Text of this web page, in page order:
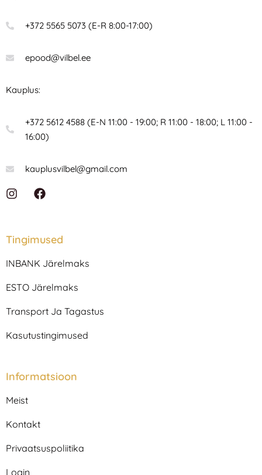
+372 5565 5073 (E-R 8:00-17:00)
epood@vilbel.ee
Kauplus:
+372 5612 4588 (E-N 11:00 - 19:00; R 11:00 - 18:00; L 11:00 -
16:00)
kauplusvilbel@gmail.com
I
a
r
m
F
b
o
Tingimused
INBANK Järelmaks
ESTO Järelmaks
Transport Ja Tagastus
Kasutustingimused
Informatsioon
Meist
Kontakt
Privaatsuspoliitika
Login